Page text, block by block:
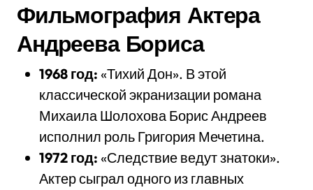
Фильмография Актера
Андреева Бориса
1968 год: «Тихий Дон». В этой
классической экранизации романа
Михаила Шолохова Борис Андреев
исполнил роль Григория Мечетина.
1972 год: «Следствие ведут знатоки».
Актер сыграл одного из главных